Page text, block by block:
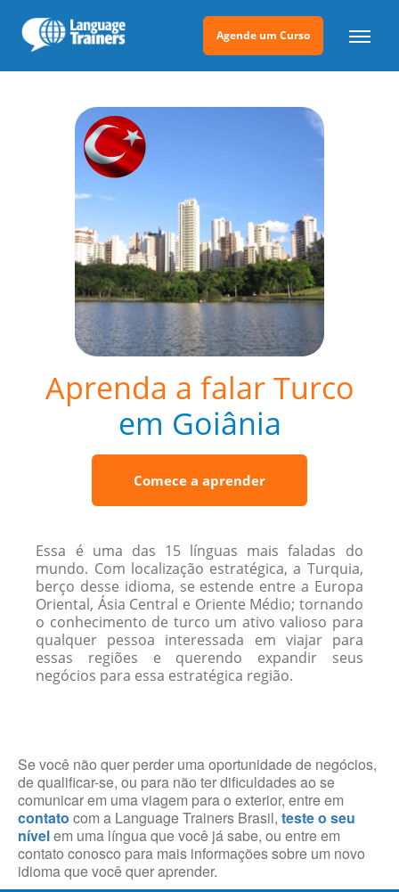
Agende um Curso
Aprenda a falar Turco
em Goiânia
Comece a aprender
Essa é uma das 15 línguas mais faladas do
mundo. Com localização estratégica, a Turquia,
berço desse idioma, se estende entre a Europa
Oriental, Ásia Central e Oriente Médio; tornando
o conhecimento de turco um ativo valioso para
qualquer pessoa interessada em viajar para
essas regiões e querendo expandir seus
negócios para essa estratégica região.
Se você não quer perder uma oportunidade de negócios,
de qualificar-se, ou para não ter dificuldades ao se
comunicar em uma viagem para o exterior, entre em
contato com a Language Trainers Brasil, teste o seu
nívelem uma língua que você já sabe, ou entre em
contato conosco para mais informações sobre um novo
idioma que você quer aprender.